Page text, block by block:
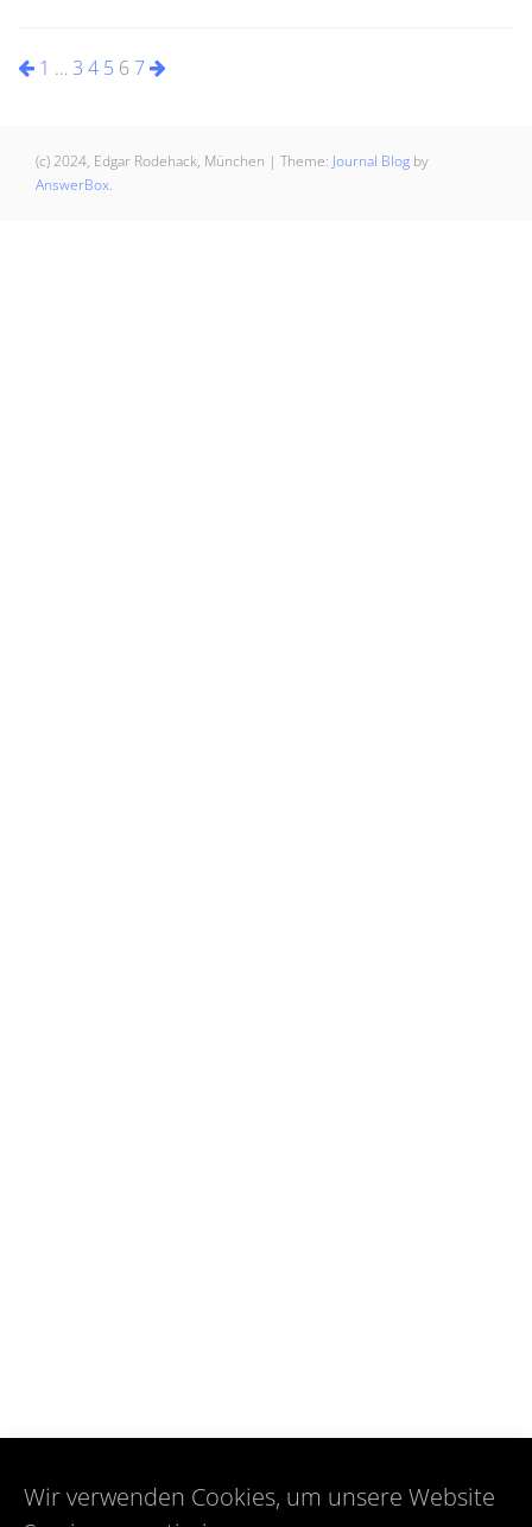
Wir verwenden Cookies, um unsere Website
Seitennummerierung
Beiträge
1 … 3 4 5 6 7
(c) 2024, Edgar Rodehack, München | Theme: Journal Blog by
AnswerBox.